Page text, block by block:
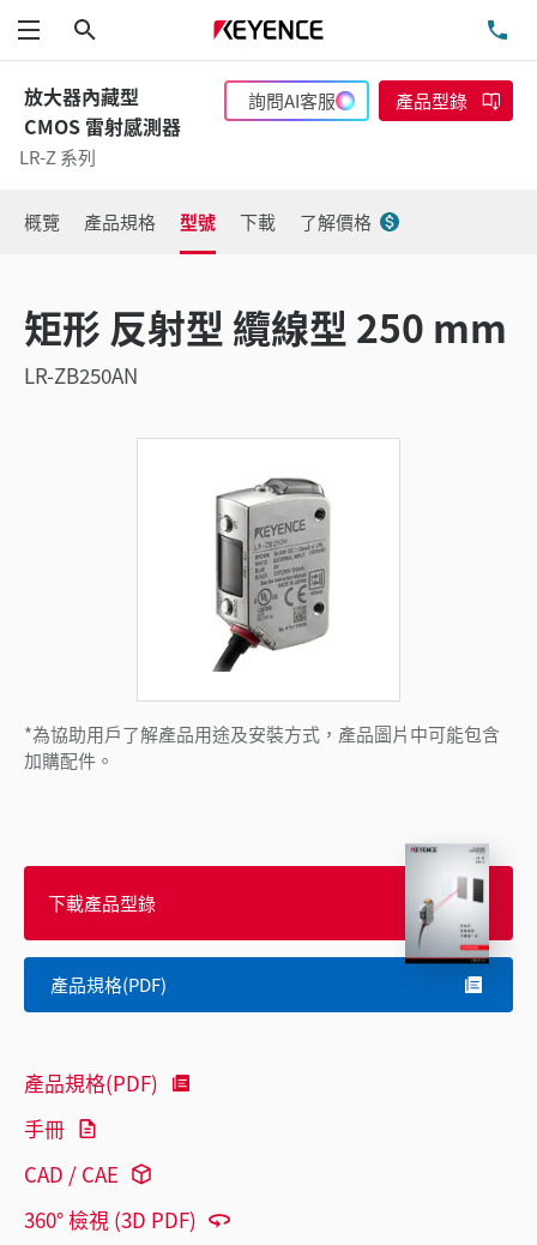
功能表
放大器內藏型
CMOS 雷射感測器
LR-Z 系列
詢問AI客服 產品型錄
概覽 產品規格 型號 下載 了解價格
矩形 反射型 纜線型 250 mm
LR-ZB250AN
*為協助用戶了解產品用途及安裝方式，產品圖片中可能包含
加購配件。
下載產品型錄
產品規格(PDF)
產品規格(PDF)
手冊
CAD / CAE
360° 檢視 (3D PDF)